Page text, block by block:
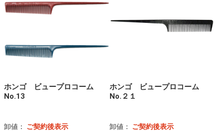
ホンゴ ビュープロコーム
No.13
卸値： ご契約後表示
ホンゴ ビュープロコーム
No.２１
卸値： ご契約後表示